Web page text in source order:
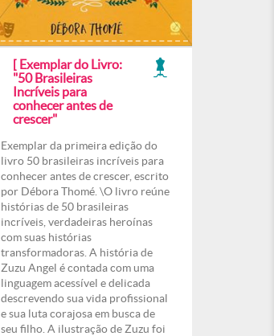
[ Exemplar do Livro:
"50 Brasileiras
Incríveis para
conhecer antes de
crescer"
Exemplar da primeira edição do
livro 50 brasileiras incríveis para
conhecer antes de crescer, escrito
por Débora Thomé. \O livro reúne
histórias de 50 brasileiras
incríveis, verdadeiras heroínas
com suas histórias
transformadoras. A história de
Zuzu Angel é contada com uma
linguagem acessível e delicada
descrevendo sua vida profissional
e sua luta corajosa em busca de
seu filho. A ilustração de Zuzu foi